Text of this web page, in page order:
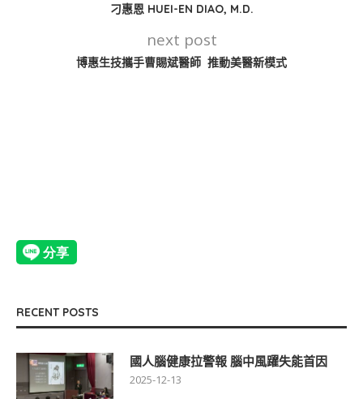
刁惠恩 HUEI-EN DIAO, M.D.
next post
博惠生技攜手曹賜斌醫師 推動美醫新模式
RECENT POSTS
國人腦健康拉警報 腦中風躍失能首因
2025-12-13